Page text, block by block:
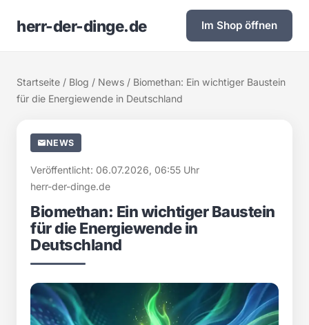
herr-der-dinge.de Im Shop öffnen
Startseite / Blog / News / Biomethan: Ein wichtiger Baustein
für die Energiewende in Deutschland
NEWS
Veröffentlicht: 06.07.2026, 06:55 Uhr
herr-der-dinge.de
Biomethan: Ein wichtiger Baustein
für die Energiewende in
Deutschland